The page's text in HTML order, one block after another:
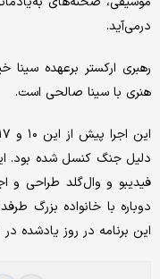
درمی‌آید.
رهبری ارکستر برعهده سینا
هنری با سینا صالحی است.
دلیل جنگ کنسل شده بود.
فیدیبو و وال‌گلد طراحی و
دوباره با خانواده بزرگ
این برنامه در روز یادشده در دو سانس ۱۹:۱۵ و